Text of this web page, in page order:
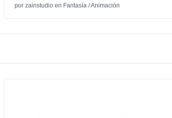
por zainstudioen Fantasía/Animación